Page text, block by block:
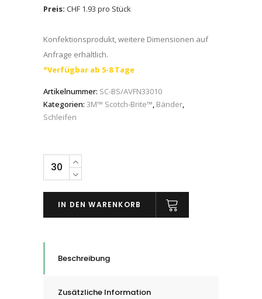
Preis: CHF 1.93 pro Stück
Konfektionsprodukt, weitere Dimensionen auf
Anfrage erhältlich.
*Verfügbar ab 5-8 Tage
Artikelnummer: SC-BS/AVFN33010
Kategorien: 3M™ Scotch-Brite™, Bänder,
Schleifen
Scotch-
SC-
IN DEN WARENKORB
Beschreibung
Zusätzliche Information